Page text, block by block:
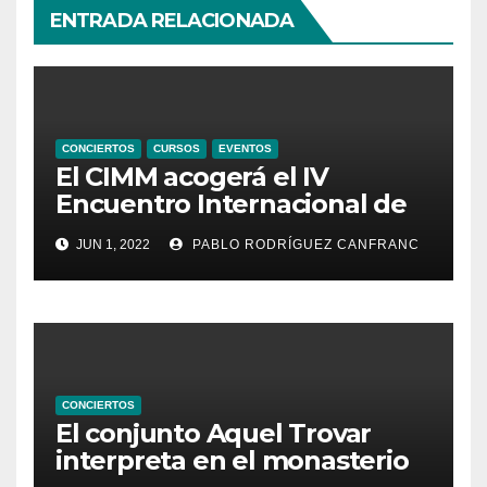
ENTRADA RELACIONADA
CONCIERTOS CURSOS EVENTOS
El CIMM acogerá el IV
Encuentro Internacional de
Ministriles
JUN 1, 2022 PABLO RODRÍGUEZ CANFRANC
CONCIERTOS
El conjunto Aquel Trovar
interpreta en el monasterio